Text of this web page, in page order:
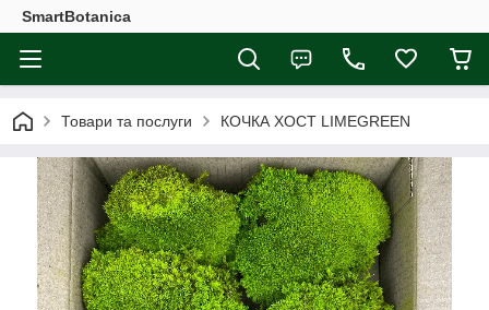
SmartBotanica
Товари та послуги КОЧКА ХОСТ LIMEGREEN